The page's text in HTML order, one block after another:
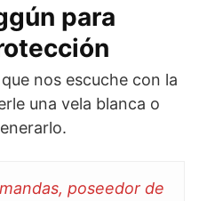
para
nos escuche con la
una vela blanca o
poseedor de